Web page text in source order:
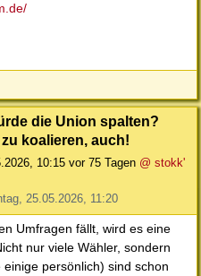
die Union spalten?
koalieren, auch!
10:15 vor 75 Tagen @ stokk'
25.05.2026, 11:20
Umfragen fällt, wird es eine
nur viele Wähler, sondern
persönlich) sind schon